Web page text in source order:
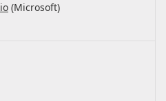
(Microsoft)